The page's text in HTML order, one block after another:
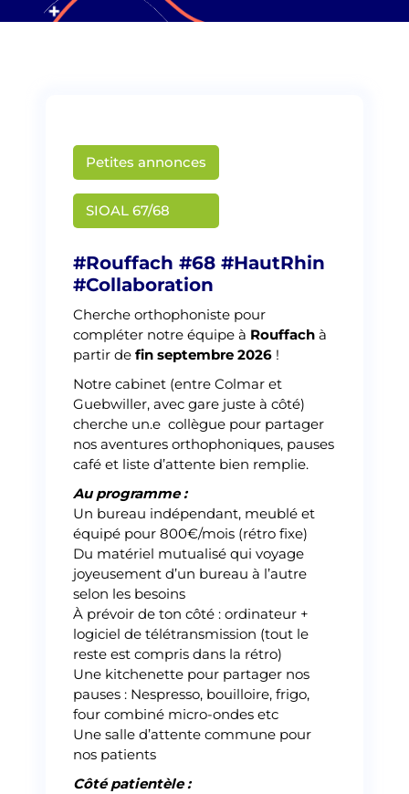
Petites annonces
SIOAL 67/68
#Rouffach #68 #HautRhin
#Collaboration
Cherche orthophoniste pour
compléter notre équipe à Rouffach à
partir de fin septembre 2026 !
Notre cabinet (entre Colmar et
Guebwiller, avec gare juste à côté)
cherche un.e collègue pour partager
nos aventures orthophoniques, pauses
café et liste d’attente bien remplie.
Au programme :
Un bureau indépendant, meublé et
équipé pour 800€/mois (rétro fixe)
Du matériel mutualisé qui voyage
joyeusement d’un bureau à l’autre
selon les besoins
À prévoir de ton côté : ordinateur +
logiciel de télétransmission (tout le
reste est compris dans la rétro)
Une kitchenette pour partager nos
pauses : Nespresso, bouilloire, frigo,
four combiné micro-ondes etc
Une salle d’attente commune pour
nos patients
Côté patientèle :